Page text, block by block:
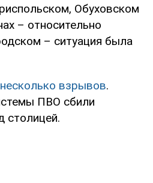
Обуховском
– относительно
– ситуация была
взрывов.
ПВО сбили
столицей.